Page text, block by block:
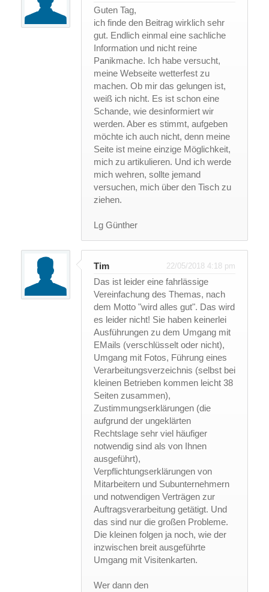
Guten Tag,
ich finde den Beitrag wirklich sehr
gut. Endlich einmal eine sachliche
Information und nicht reine
Panikmache. Ich habe versucht,
meine Webseite wetterfest zu
machen. Ob mir das gelungen ist,
weiß ich nicht. Es ist schon eine
Schande, wie desinformiert wir
werden. Aber es stimmt, aufgeben
möchte ich auch nicht, denn meine
Seite ist meine einzige Möglichkeit,
mich zu artikulieren. Und ich werde
mich wehren, sollte jemand
versuchen, mich über den Tisch zu
ziehen.
Lg Günther
Tim 22/05/2018 4:18 pm
Das ist leider eine fahrlässige
Vereinfachung des Themas, nach
dem Motto "wird alles gut". Das wird
es leider nicht! Sie haben keinerlei
Ausführungen zu dem Umgang mit
EMails (verschlüsselt oder nicht),
Umgang mit Fotos, Führung eines
Verarbeitungsverzeichnis (selbst bei
kleinen Betrieben kommen leicht 38
Seiten zusammen),
Zustimmungserklärungen (die
aufgrund der ungeklärten
Rechtslage sehr viel häufiger
notwendig sind als von Ihnen
ausgeführt),
Verpflichtungserklärungen von
Mitarbeitern und Subunternehmern
und notwendigen Verträgen zur
Auftragsverarbeitung getätigt. Und
das sind nur die großen Probleme.
Die kleinen folgen ja noch, wie der
inzwischen breit ausgeführte
Umgang mit Visitenkarten.
Wer dann den